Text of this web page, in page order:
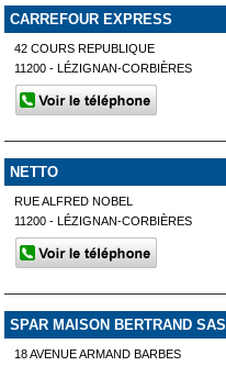
CARREFOUR EXPRESS
42 COURS REPUBLIQUE
11200 - LÉZIGNAN-CORBIÈRES
NETTO
RUE ALFRED NOBEL
11200 - LÉZIGNAN-CORBIÈRES
SPAR MAISON BERTRAND SAS
18 AVENUE ARMAND BARBES